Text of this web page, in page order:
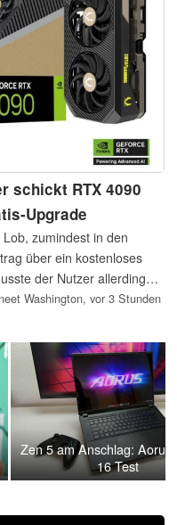
schickt RTX 4090
Upgrade
zumindest in den
über ein kostenloses
der Nutzer allerdings
durchlaufen.
Washington, vor 3 Stunden
Zen 5 am Anschlag: Aorus
16 Test